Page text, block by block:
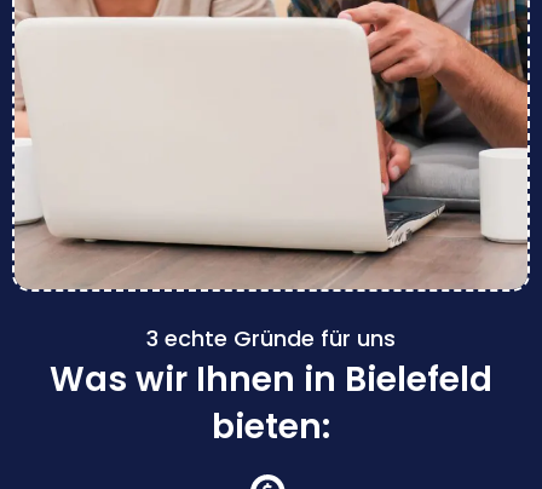
3 echte Gründe für uns
Was wir Ihnen in Bielefeld
bieten: